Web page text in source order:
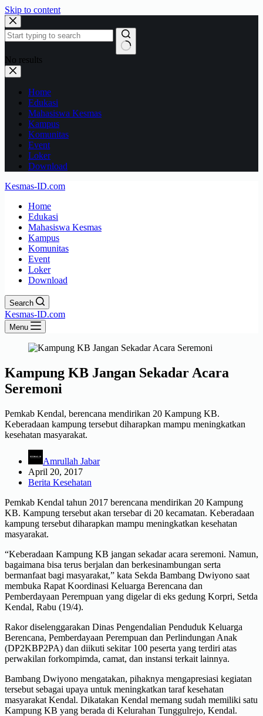
Skip to content
No results
Home
Edukasi
Mahasiswa Kesmas
Kampus
Komunitas
Event
Loker
Download
Kesmas-ID.com
Home
Edukasi
Mahasiswa Kesmas
Kampus
Komunitas
Event
Loker
Download
Search
Kesmas-ID.com
Menu
Kampung KB Jangan Sekadar Acara
Seremoni
Pemkab Kendal, berencana mendirikan 20 Kampung KB.
Keberadaan kampung tersebut diharapkan mampu meningkatkan
kesehatan masyarakat.
Amrullah Jabar
April 20, 2017
Berita Kesehatan
Pemkab Kendal tahun 2017 berencana mendirikan 20 Kampung
KB. Kampung tersebut akan tersebar di 20 kecamatan. Keberadaan
kampung tersebut diharapkan mampu meningkatkan kesehatan
masyarakat.
“Keberadaan Kampung KB jangan sekadar acara seremoni. Namun,
bagaimana bisa terus berjalan dan berkesinambungan serta
bermanfaat bagi masyarakat,” kata Sekda Bambang Dwiyono saat
membuka Rapat Koordinasi Keluarga Berencana dan
Pemberdayaan Perempuan yang digelar di eks gedung Korpri, Setda
Kendal, Rabu (19/4).
Rakor diselenggarakan Dinas Pengendalian Penduduk Keluarga
Berencana, Pemberdayaan Perempuan dan Perlindungan Anak
(DP2KBP2PA) dan diikuti sekitar 100 peserta yang terdiri atas
perwakilan forkompimda, camat, dan instansi terkait lainnya.
Bambang Dwiyono mengatakan, pihaknya mengapresiasi kegiatan
tersebut sebagai upaya untuk meningkatkan taraf kesehatan
masyarakat Kendal. Dikatakan Kendal memang sudah memiliki satu
Kampung KB yang berada di Kelurahan Tunggulrejo, Kendal.